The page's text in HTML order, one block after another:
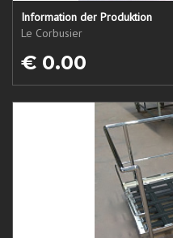
Information der Produktion
Le Corbusier
€ 0.00